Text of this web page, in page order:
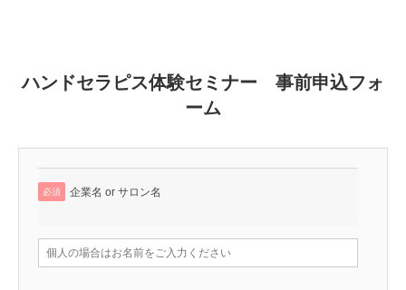
ハンドセラピス体験セミナー 事前申込フォ
ーム
必須 企業名 or サロン名